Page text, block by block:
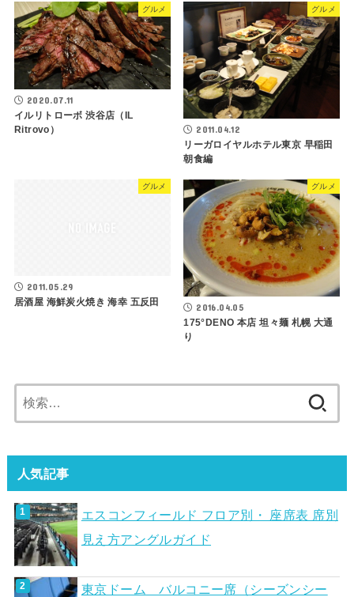
グルメ
2020.07.11
イルリトローボ 渋谷店（IL
Ritrovo）
グルメ
2011.04.12
リーガロイヤルホテル東京 早稲田
朝食編
グルメ
2011.05.29
居酒屋 海鮮炭火焼き 海幸 五反田
グルメ
2016.04.05
175°DENO 本店 坦々麺 札幌 大通
り
索:
人気記事
エスコンフィールド フロア別・ 座席表 席別
見え方アングルガイド
東京ドーム バルコニー席（シーズンシー